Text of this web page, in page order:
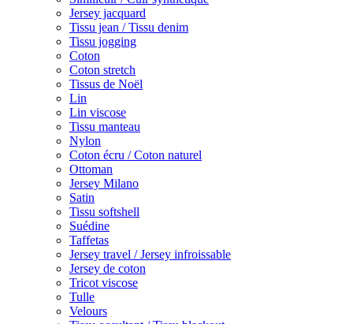
Jersey jacquard
Tissu jean / Tissu denim
Tissu jogging
Coton
Coton stretch
Tissus de Noël
Lin
Lin viscose
Tissu manteau
Nylon
Coton écru / Coton naturel
Ottoman
Jersey Milano
Satin
Tissu softshell
Suédine
Taffetas
Jersey travel / Jersey infroissable
Jersey de coton
Tricot viscose
Tulle
Velours